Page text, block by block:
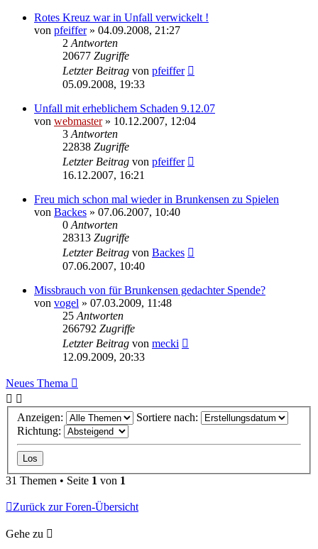
Rotes Kreuz war in Unfall verwickelt !
von pfeiffer» 04.09.2008, 21:27
2 Antworten
20677 Zugriffe
Letzter Beitrag von pfeiffer
05.09.2008, 19:33
Unfall mit erheblichem Schaden 9.12.07
von webmaster» 10.12.2007, 12:04
3 Antworten
22838 Zugriffe
Letzter Beitrag von pfeiffer
16.12.2007, 16:21
Freu mich schon mal wieder in Brunkensen zu Spielen
von Backes » 07.06.2007, 10:40
0 Antworten
28313 Zugriffe
Letzter Beitrag von Backes
07.06.2007, 10:40
Missbrauch von für Brunkensen gedachter Spende?
von vogel » 07.03.2009, 11:48
25 Antworten
266792 Zugriffe
Letzter Beitrag von mecki
12.09.2009, 20:33
Neues Thema
Anzeigen:
Sortiere nach:
Richtung:
31 Themen • Seite 1 von 1
Zurück zur Foren-Übersicht
Gehe zu